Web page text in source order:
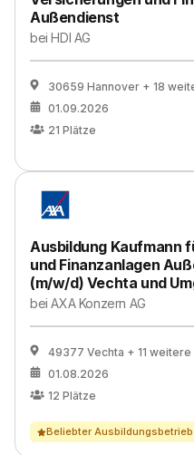
Außendienst
beiHDI AG
30659 Hannover + 18
01.09.2026
21 Plätze
Ausbildung Kaufmann
und Finanzanlagen
(m/w/d) Vechta und
beiAXA Konzern AG
49377 Vechta + 11 weitere
01.08.2026
12 Plätze
Beliebter Ausbildungsbetrieb